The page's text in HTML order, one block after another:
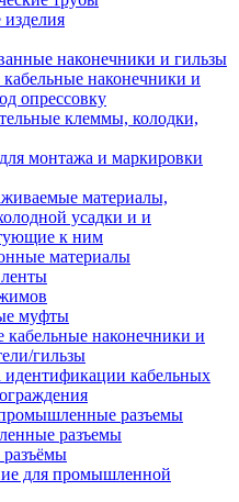
наконечники и гильзы
наконечники и
опрессовку
клеммы, колодки,
монтажа и маркировки
материалы,
усадки и и
к ним
материалы
муфты
кабельные наконечники и
гильзы
идентификации кабельных
разъемы
разъемы
для промышленной